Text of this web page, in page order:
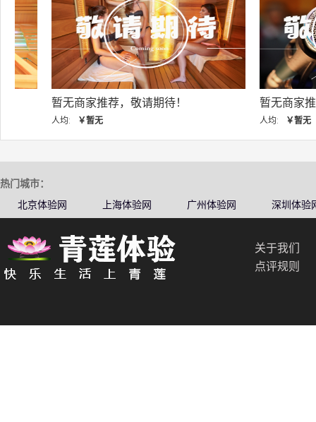
暂无商家推荐，敬请期待！
￥暂无
暂无商家推荐，
￥暂无
热门城市：
北京体验网
上海体验网 广州体验网 深圳体验
关于我们
点评规则